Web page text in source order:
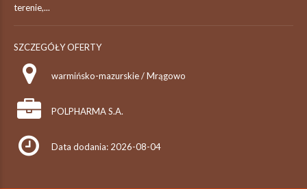
terenie,...
SZCZEGÓŁY OFERTY
warmińsko-mazurskie / Mrągowo
POLPHARMA S.A.
Data dodania: 2026-08-04